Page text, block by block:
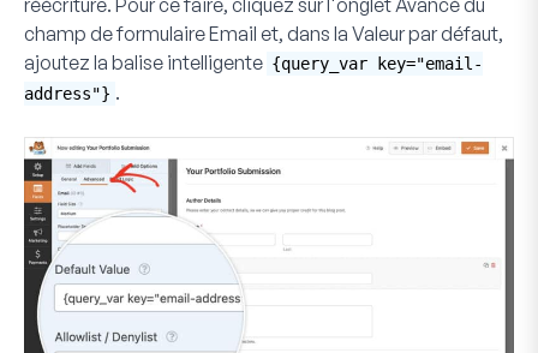
champ de formulaireEmail et, dans la Valeur par défaut,
ajoutez la balise intelligente {query_var key="email-
address"} .